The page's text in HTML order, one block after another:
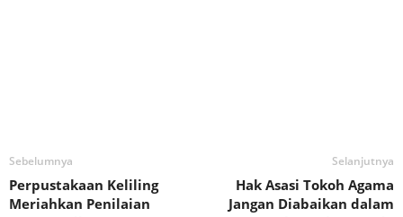
Sebelumnya
Perpustakaan Keliling
Meriahkan Penilaian
Selanjutnya
Hak Asasi Tokoh Agama
Jangan Diabaikan dalam